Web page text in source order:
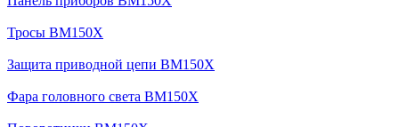
Тросы BM150X
Защита приводной цепи BM150X
Фара головного света BM150X